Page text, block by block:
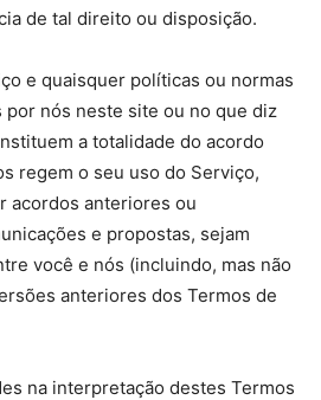
de tal direito ou disposição.
e quaisquer políticas ou normas
por nós neste site ou no que diz
a totalidade do acordo
regem o seu uso do Serviço,
acordos anteriores ou
e propostas, sejam
você e nós (incluindo, mas não
anteriores dos Termos de
na interpretação destes Termos